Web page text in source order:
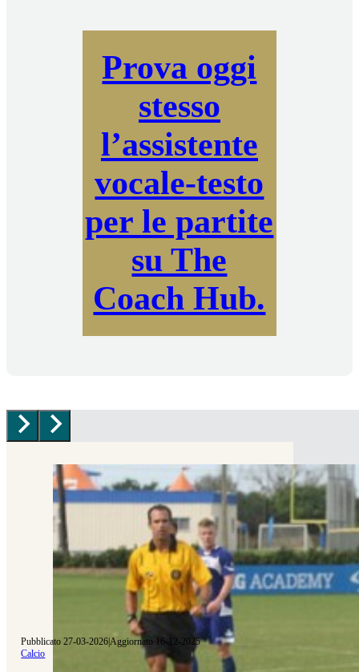
Prova oggi
stesso
l’assistente
vocale-testo
per le partite
su The
Coach Hub.
Pubblicato 27-03-2026|Aggiornato 16-12-2025
Calcio